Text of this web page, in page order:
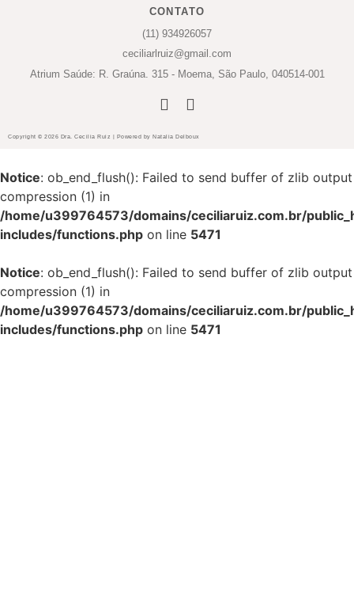
CONTATO
(11) 934926057
ceciliarlruiz@gmail.com
Atrium Saúde: R. Graúna. 315 - Moema, São Paulo, 040514-001
Copyright © 2026 Dra. Cecilia Ruiz | Powered by Natalia Delboux
Notice: ob_end_flush(): Failed to send buffer of zlib output
compression (1) in
/home/u399764573/domains/ceciliaruiz.com.br/
includes/functions.php on line 5471
Notice: ob_end_flush(): Failed to send buffer of zlib output
compression (1) in
/home/u399764573/domains/ceciliaruiz.com.br/
includes/functions.php on line 5471